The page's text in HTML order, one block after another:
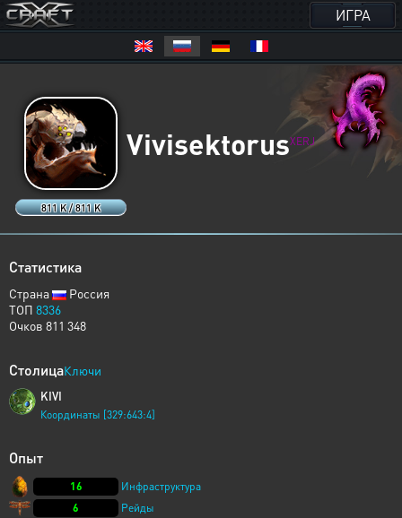
ИГРА
811 K / 811 K
VivisektorusXERJ
Статистика
Страна
Россия
ТОП 8336
Очков 811 348
СтолицаКлючи
KIVI
Координаты [329:643:4]
Опыт
16
Инфраструктура
6
Рейды